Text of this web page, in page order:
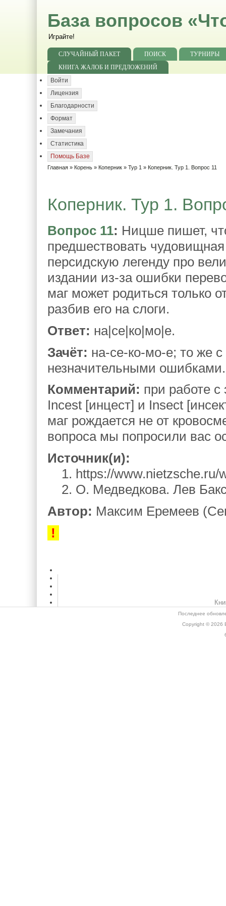
База вопросов
Играйте!
СЛУЧАЙНЫЙ ПАКЕТ ПОИСК
ТУРНИРЫ
КНИГА ЖАЛОБ И ПРЕДЛОЖЕНИЙ
Войти
Лицензия
Благодарности
Формат
Замечания
Статистика
Помощь Базе
Главная » Корень » Коперник » Тур 1 » Коперник. Тур 1. Вопрос 11
Коперник. Тур 1.
Вопрос 11: Ницше пишет,
предшествовать
персидскую легенду про
издании из-за ошибки
маг может родиться
разбив его на слоги.
Ответ: на|се|ко|мо|е.
Зачёт: на-се-ко-мо-е; то же
незначительными ошибками.
Комментарий: при работе с
Incest [инцест] и Insect
маг рождается не от
вопроса мы попросили вас
Источник(и):
1. https://www.nietzsche.ru/
2. О. Медведкова. Лев
Автор: Максим Еремеев
!
Последнее
Copyright © 2026